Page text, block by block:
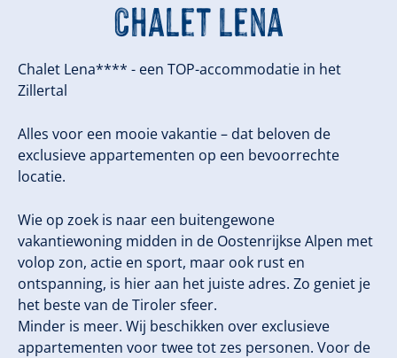
Chalet Lena
Chalet Lena**** - een TOP-accommodatie in het
Zillertal
Alles voor een mooie vakantie – dat beloven de
exclusieve appartementen op een bevoorrechte
locatie.
Wie op zoek is naar een buitengewone
vakantiewoning midden in de Oostenrijkse Alpen met
volop zon, actie en sport, maar ook rust en
ontspanning, is hier aan het juiste adres. Zo geniet je
het beste van de Tiroler sfeer.
Minder is meer. Wij beschikken over exclusieve
appartementen voor twee tot zes personen. Voor de